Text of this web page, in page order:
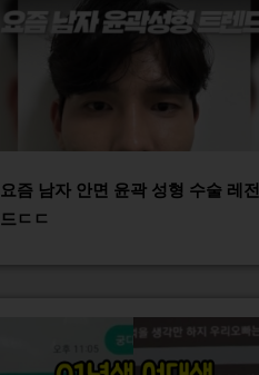
요즘 남자 안면 윤곽 성형 수술 레전
드ㄷㄷ